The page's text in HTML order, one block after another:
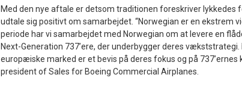
Med den nye aftale er detsom traditionen foreskriver lykkedes
udtale sig positivt om samarbejdet. “Norwegian er en ekstrem
periode har vi samarbejdet med Norwegian om at levere en
Next-Generation 737’ere, der underbygger deres
europæiske marked er et bevis på deres fokus og på 737’ernes
president of Sales for Boeing Commercial Airplanes.